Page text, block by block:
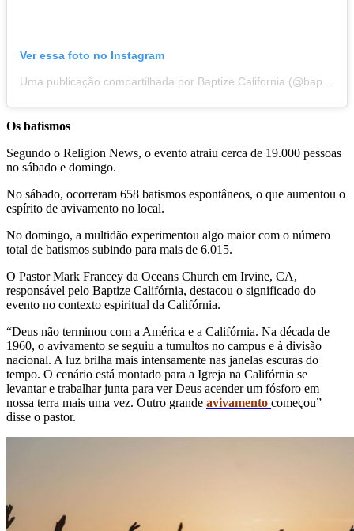
Ver essa foto no Instagram
Os batismos
Segundo o Religion News, o evento atraiu cerca de 19.000 pessoas
no sábado e domingo.
No sábado, ocorreram 658 batismos espontâneos, o que aumentou o
espírito de avivamento no local.
No domingo, a multidão experimentou algo maior com o número
total de batismos subindo para mais de 6.015.
O Pastor Mark Francey da Oceans Church em Irvine, CA,
responsável pelo Baptize Califórnia, destacou o significado do
evento no contexto espiritual da Califórnia.
“Deus não terminou com a América e a Califórnia. Na década de
1960, o avivamento se seguiu a tumultos no campus e à divisão
nacional. A luz brilha mais intensamente nas janelas escuras do
tempo. O cenário está montado para a Igreja na Califórnia se
levantar e trabalhar junta para ver Deus acender um fósforo em
nossa terra mais uma vez. Outro grande avivamento começou”
disse o pastor.